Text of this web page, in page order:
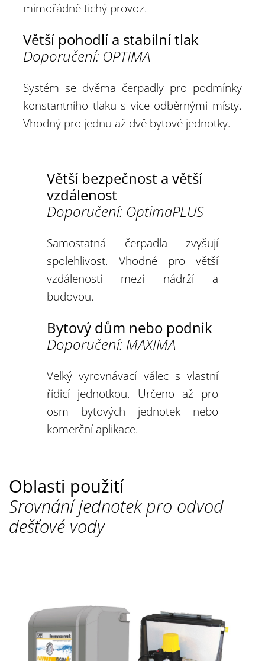
mimořádně tichý provoz.
Větší pohodlí a stabilní tlak
Doporučení: OPTIMA
Systém se dvěma čerpadly pro podmínky
konstantního tlaku s více odběrnými místy.
Vhodný pro jednu až dvě bytové jednotky.
Větší bezpečnost a větší
vzdálenost
Doporučení: OptimaPLUS
Samostatná čerpadla zvyšují
spolehlivost. Vhodné pro větší
vzdálenosti mezi nádrží a
budovou.
Bytový dům nebo podnik
Doporučení: MAXIMA
Velký vyrovnávací válec s vlastní
řídicí jednotkou. Určeno až pro
osm bytových jednotek nebo
komerční aplikace.
Oblasti použití
Srovnání jednotek pro odvod
dešťové vody